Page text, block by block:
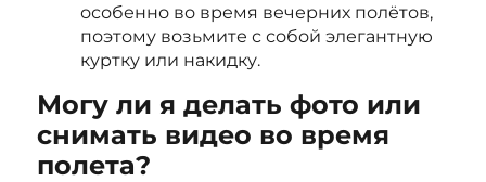
особенно во время вечерних полётов,
поэтому возьмите с собой элегантную
куртку или накидку.
Могу ли я делать фото или
снимать видео во время
полета?